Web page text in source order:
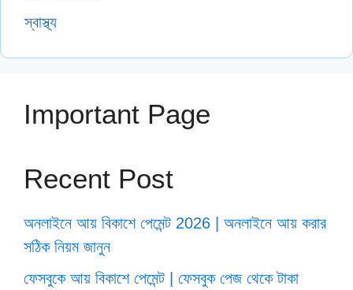
স্বাস্থ্য
Important Page
Recent Post
অনলাইনে আয় বিকাশে পেমেন্ট 2026 | অনলাইনে আয় করার
সঠিক নিয়ম জানুন
ফেসবুকে আয় বিকাশে পেমেন্ট | ফেসবুক পেজ থেকে টাকা